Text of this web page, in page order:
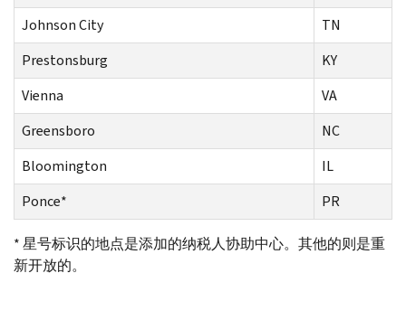
Johnson City
TN
Prestonsburg
KY
Vienna
VA
Greensboro
NC
Bloomington
IL
Ponce* PR
* 星号标识的地点是添加的纳税人协助中心。其他的则是重
新开放的。